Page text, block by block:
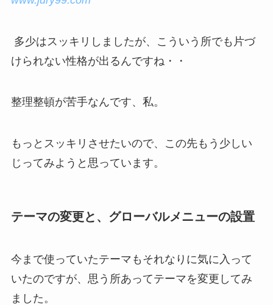
多少はスッキリしましたが、こういう所でも片づ
けられない性格が出るんですね・・
整理整頓が苦手なんです、私。
もっとスッキリさせたいので、この先もう少しい
じってみようと思っています。
テーマの変更と、グローバルメニューの設置
今まで使っていたテーマもそれなりに気に入って
いたのですが、思う所あってテーマを変更してみ
ました。